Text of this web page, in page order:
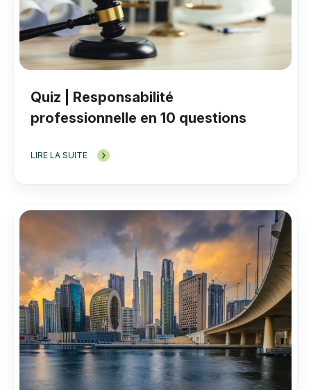
Quiz | Responsabilité
professionnelle en 10 questions
LIRE LA SUITE